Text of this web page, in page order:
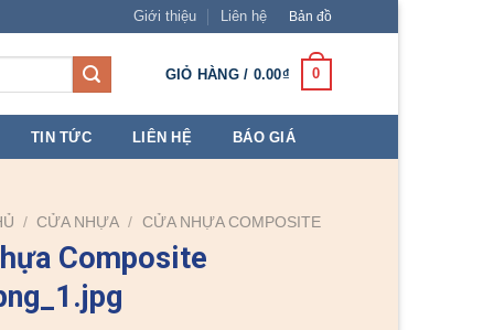
Giới thiệu Liên hệ Bản đồ
GIỎ HÀNG / 0.00₫ 0
TIN TỨC LIÊN HỆ BÁO GIÁ
/ CỬA NHỰA / CỬA NHỰA COMPOSITE
Composite